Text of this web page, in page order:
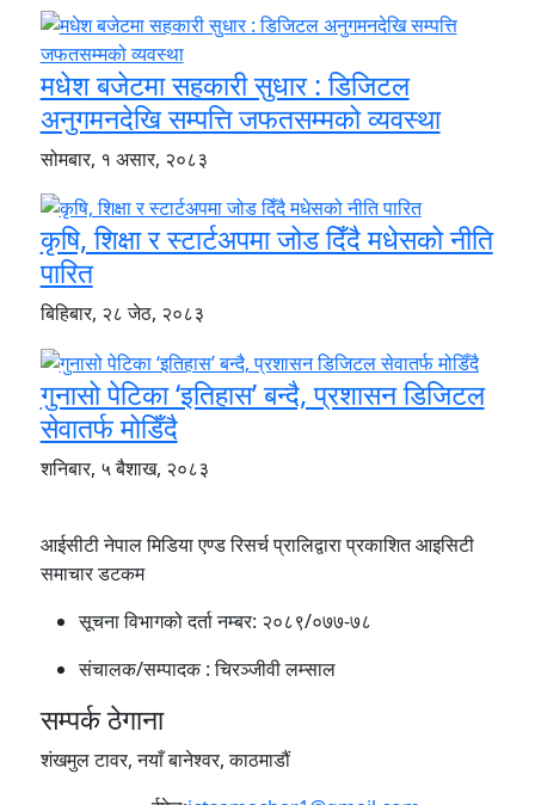
मधेश बजेटमा सहकारी सुधार : डिजिटल
अनुगमनदेखि सम्पत्ति जफतसम्मको व्यवस्था
सोमबार, १ असार, २०८३
कृषि, शिक्षा र स्टार्टअपमा जोड दिँदै मधेसको नीति
पारित
बिहिबार, २८ जेठ, २०८३
गुनासो पेटिका ‘इतिहास’ बन्दै, प्रशासन डिजिटल
सेवातर्फ मोडिँदै
शनिबार, ५ बैशाख, २०८३
आईसीटी नेपाल मिडिया एण्ड रिसर्च प्रालिद्वारा प्रकाशित आइसिटी
समाचार डटकम
सूचना विभागको दर्ता नम्बर: २०८९/०७७-७८
संचालक/सम्पादक :चिरञ्जीवी लम्साल
सम्पर्क ठेगाना
शंखमुल टावर, नयाँ बानेश्वर, काठमाडौं